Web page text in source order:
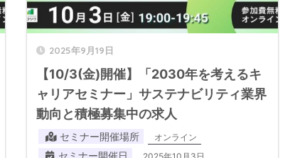
2025年9月19日
【10/3(金)開催】「2030年を考えるキ
ャリアセミナー」サステナビリティ業界
動向と積極募集中の求人
セミナー開催場所 オンライン